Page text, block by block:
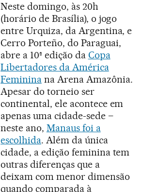
Neste domingo, às 20h
(horário de Brasília), o jogo
entre Urquiza, da Argentina, e
Cerro Porteño, do Paraguai,
abre a 10ª edição da Copa
Libertadores da América
Femininana Arena Amazônia.
Apesar do torneio ser
continental, ele acontece em
apenas uma cidade-sede –
neste ano, Manaus foi a
escolhida. Além da única
cidade, a edição feminina tem
outras diferenças que a
deixam com menor dimensão
quando comparada à